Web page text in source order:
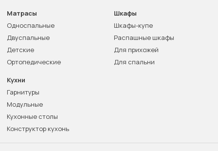
Матрасы
Односпальные
Двуспальные
Детские
Ортопедические
Шкафы
Шкафы-купе
Распашные шкафы
Для прихожей
Для спальни
Кухни
Гарнитуры
Модульные
Кухонные столы
Конструктор кухонь